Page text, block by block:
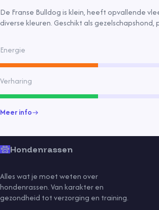
De Franse Bulldog is klein, heeft opvallende
diverse kleuren. Geschikt als gezelschapshond,
Energie
Verharing
Meer info
Hondenrassen
Alles wat je moet weten over
hondenrassen. Van karakter en
gezondheid tot verzorging en training.